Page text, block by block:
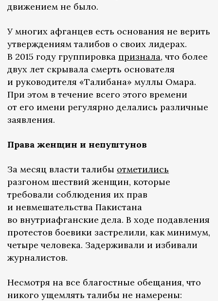
движением не было.
У многих афганцев есть основания не верить
утверждениям талибов о своих лидерах.
В 2015 году группировка признала, что более
двух лет скрывала смерть основателя
и руководителя «Талибана» муллы Омара.
При этом в течение всего этого времени
от его имени регулярно делались различные
заявления.
Права женщин и непуштунов
За месяц власти талибы отметились
разгоном шествий женщин, которые
требовали соблюдения их прав
и невмешательства Пакистана
во внутриафганские дела. В ходе подавления
протестов боевики застрелили, как минимум,
четыре человека. Задерживали и избивали
журналистов.
Несмотря на все благостные обещания, что
никого ущемлять талибы не намерены: